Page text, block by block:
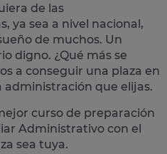
de las
ya sea a nivel nacional,
de muchos. Un
digno. ¿Qué más se
a conseguir una plaza en
administración que elijas.
curso de preparación
Administrativo con el
sea tuya.